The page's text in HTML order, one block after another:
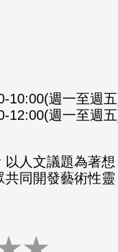
10:00(週一至週
12:00(週一至週
人文議題為著
同開發藝術性